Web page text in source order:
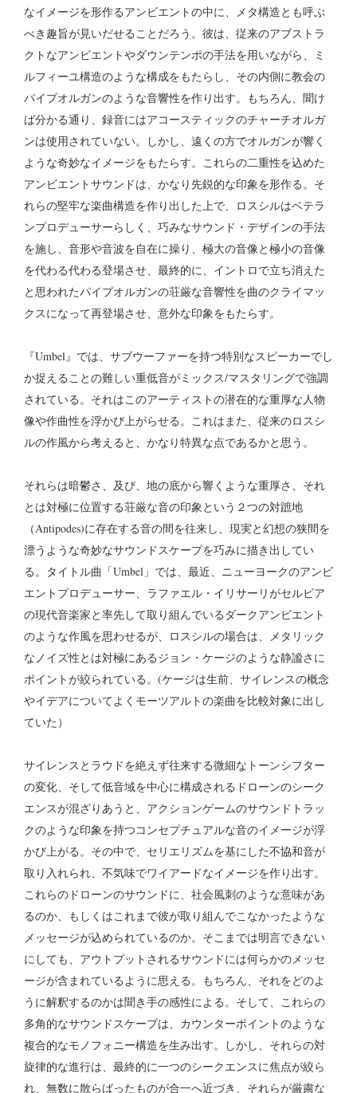
なイメージを形作るアンビエントの中に、メタ構造とも呼ぶ
べき趣旨が見いだせることだろう。彼は、従来のアブストラ
クトなアンビエントやダウンテンポの手法を用いながら、ミ
ルフィーユ構造のような構成をもたらし、その内側に教会の
パイプオルガンのような音響性を作り出す。もちろん、聞け
ば分かる通り、録音にはアコースティックのチャーチオルガ
ンは使用されていない。しかし、遠くの方でオルガンが響く
ような奇妙なイメージをもたらす。これらの二重性を込めた
アンビエントサウンドは、かなり先鋭的な印象を形作る。そ
れらの堅牢な楽曲構造を作り出した上で、ロスシルはベテラ
ンプロデューサーらしく、巧みなサウンド・デザインの手法
を施し、音形や音波を自在に操り、極大の音像と極小の音像
を代わる代わる登場させ、最終的に、イントロで立ち消えた
と思われたパイプオルガンの荘厳な音響性を曲のクライマッ
クスになって再登場させ、意外な印象をもたらす。
『Umbel』では、サブウーファーを持つ特別なスピーカーでし
か捉えることの難しい重低音がミックス/マスタリングで強調
されている。それはこのアーティストの潜在的な重厚な人物
像や作曲性を浮かび上がらせる。これはまた、従来のロスシ
ルの作風から考えると、かなり特異な点であるかと思う。
それらは暗鬱さ、及び、地の底から響くような重厚さ、それ
とは対極に位置する荘厳な音の印象という２つの対蹠地
（Antipodes)に存在する音の間を往来し、現実と幻想の狭間を
漂うような奇妙なサウンドスケープを巧みに描き出してい
る。タイトル曲「Umbel」では、最近、ニューヨークのアンビ
エントプロデューサー、ラファエル・イリサーリがセルビア
の現代音楽家と率先して取り組んでいるダークアンビエント
のような作風を思わせるが、ロスシルの場合は、メタリック
なノイズ性とは対極にあるジョン・ケージのような静謐さに
ポイントが絞られている。(ケージは生前、サイレンスの概念
やイデアについてよくモーツアルトの楽曲を比較対象に出し
ていた）
サイレンスとラウドを絶えず往来する微細なトーンシフター
の変化、そして低音域を中心に構成されるドローンのシーク
エンスが混ざりあうと、アクションゲームのサウンドトラッ
クのような印象を持つコンセプチュアルな音のイメージが浮
かび上がる。その中で、セリエリズムを基にした不協和音が
取り入れられ、不気味でワイアードなイメージを作り出す。
これらのドローンのサウンドに、社会風刺のような意味があ
るのか、もしくはこれまで彼が取り組んでこなかったような
メッセージが込められているのか。そこまでは明言できない
にしても、アウトプットされるサウンドには何らかのメッセ
ージが含まれているように思える。もちろん、それをどのよ
うに解釈するのかは聞き手の感性による。そして、これらの
多角的なサウンドスケープは、カウンターポイントのような
複合的なモノフォニー構造を生み出す。しかし、それらの対
旋律的な進行は、最終的に一つのシークエンスに焦点が絞ら
れ、無数に散らばったものが合一へ近づき、それらが厳粛な